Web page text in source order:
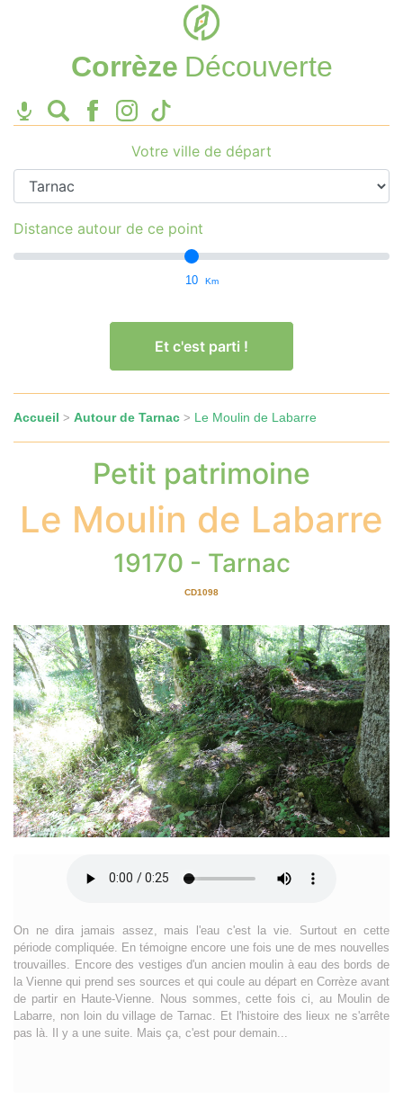
Corrèze Découverte
Votre ville de départ
Distance autour de ce point
10 Km
Et c'est parti !
Accueil > Autour de Tarnac > Le Moulin de Labarre
Petit patrimoine
Le Moulin de Labarre
19170 - Tarnac
CD1098
On ne dira jamais assez, mais l'eau c'est la vie. Surtout en cette
période compliquée. En témoigne encore une fois une de mes nouvelles
trouvailles. Encore des vestiges d'un ancien moulin à eau des bords de
la Vienne qui prend ses sources et qui coule au départ en Corrèze avant
de partir en Haute-Vienne. Nous sommes, cette fois ci, au Moulin de
Labarre, non loin du village de Tarnac. Et l'histoire des lieux ne s'arrête
pas là. Il y a une suite. Mais ça, c'est pour demain...